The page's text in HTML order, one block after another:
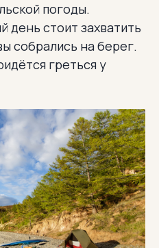
погоды.
день стоит захватить
собрались на берег.
греться у